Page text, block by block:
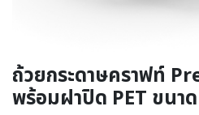
ถ้วยกระดาษคราฟท์
พร้อมฝาปิด PET ขนา